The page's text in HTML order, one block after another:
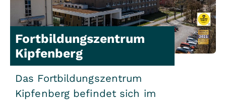
Fortbildungszentrum
Kipfenberg
Das Fortbildungszentrum
Kipfenberg befindet sich im